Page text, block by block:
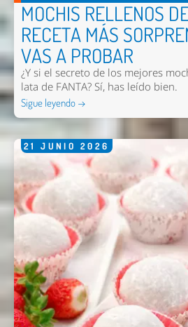
MOCHIS RELLENOS
RECETA MÁS
VAS A PROBAR
¿Y si el secreto de los mejores
lata de FANTA? Sí, has leído bien.
Sigue leyendo →
21 JUNIO 2026